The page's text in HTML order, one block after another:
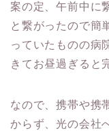
案の定、午前中に
と繋がったので簡
っていたものの病
きてお昼過ぎると
なので、携帯や携
からず、光の会社